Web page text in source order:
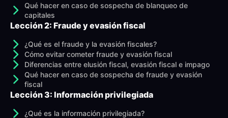
Qué hacer en caso de sospecha de blanqueo de
capitales
Lección 2: Fraude y evasión fiscal
¿Qué es el fraude y la evasión fiscales?
Cómo evitar cometer fraude y evasión fiscal
Diferencias entre elusión fiscal, evasión fiscal e impago
Qué hacer en caso de sospecha de fraude y evasión
fiscal
Lección 3: Información privilegiada
¿Qué es la información privilegiada?